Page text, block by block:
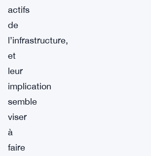
actifs
de
l’infrastructure,
et
leur
implication
semble
viser
à
faire